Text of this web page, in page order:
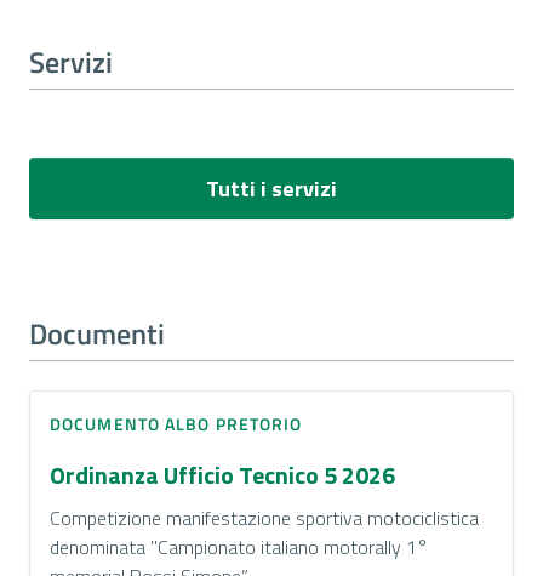
Servizi
Tutti i servizi
Documenti
DOCUMENTO ALBO PRETORIO
Ordinanza Ufficio Tecnico 5 2026
Competizione manifestazione sportiva motociclistica
denominata "Campionato italiano motorally 1°